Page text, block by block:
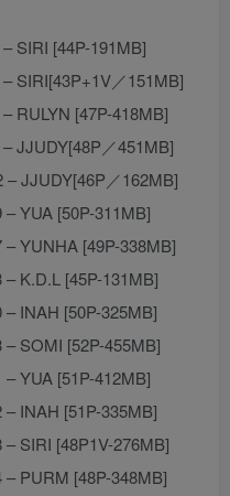
SIRI [44P-191MB]
SIRI[43P+1V／151MB]
RULYN [47P-418MB]
JJUDY[48P／451MB]
– JJUDY[46P／162MB]
YUA [50P-311MB]
YUNHA [49P-338MB]
K.D.L [45P-131MB]
INAH [50P-325MB]
SOMI [52P-455MB]
YUA [51P-412MB]
INAH [51P-335MB]
SIRI [48P1V-276MB]
PURM [48P-348MB]